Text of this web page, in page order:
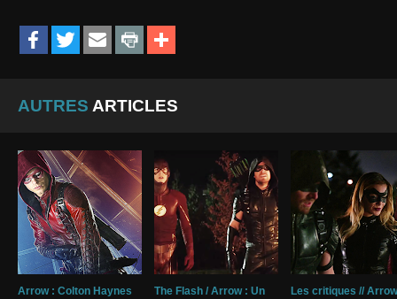
AUTRES ARTICLES
Arrow : Colton Haynes
The Flash / Arrow : Un
Les critiques //